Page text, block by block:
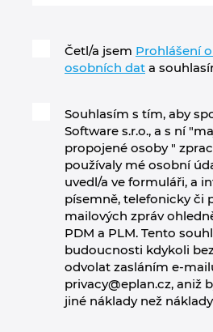
Četl/a jsem Prohlášení
osobních dat a
Souhlasím s tím, aby
Software s.r.o., a s ní
propojené osoby "
používaly mé osobní
uvedl/a ve formuláři, a
písemně, telefonicky či
mailových zpráv
PDM a PLM. Tento
budoucnosti kdykoli
odvolat zasláním e-
privacy@eplan.cz, aniž
jiné náklady než